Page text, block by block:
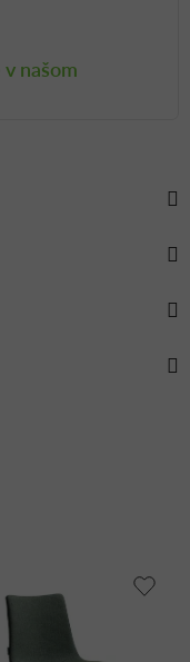
našom